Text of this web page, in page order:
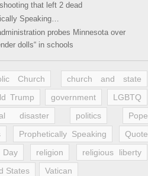
that left 2 dead
Speaking…
probes Minnesota over
dolls“ in schools
Church
church and state
Trump
government
LGBTQ
disaster
politics
Pope
Prophetically Speaking
Quote
religion
religious liberty
States
Vatican